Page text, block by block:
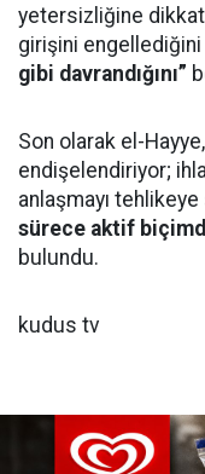
yetersizliğine
girişini engellediğini
gibi davrandığını”
Son olarak el-
endişelendiriyor;
anlaşmayı
sürece aktif
bulundu.
kudus tv